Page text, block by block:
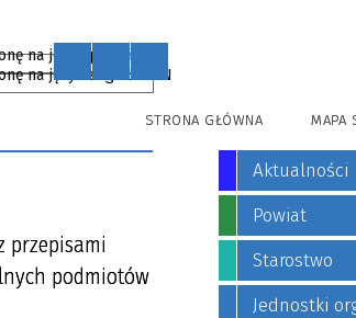
EN
STRONA GŁÓWNA MAPA
przepisami
podmiotów
Aktualności
Powiat
Starostwo
Jednostki